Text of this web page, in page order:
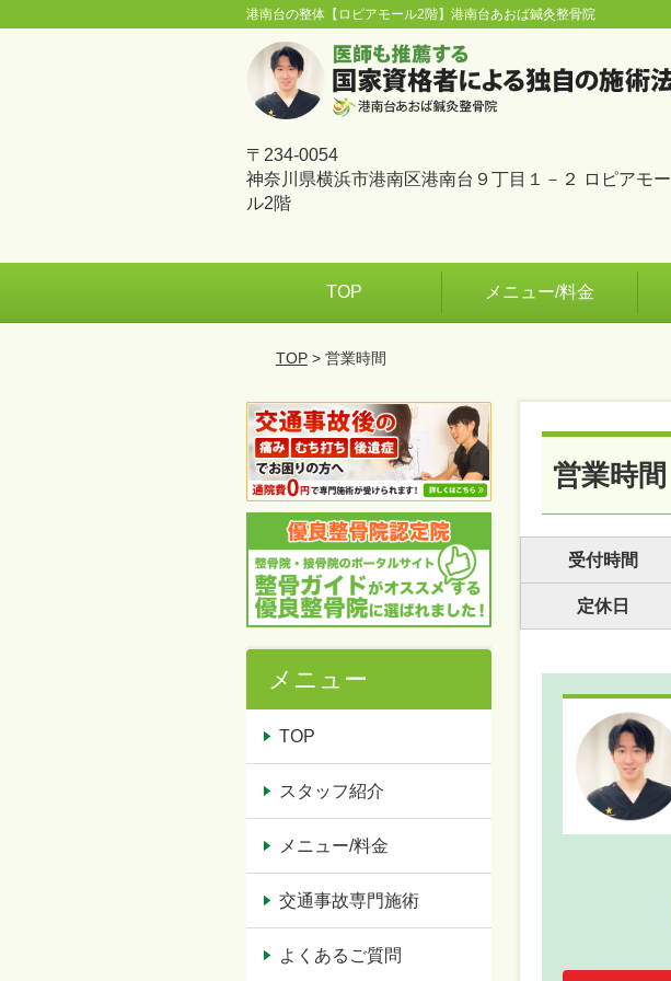
港南台の整体【ロピアモール2階】港南台あおば鍼灸整骨院
〒234-0054
神奈川県横浜市港南区港南台９丁目１－２ ロピアモー
ル2階
TOP メニュー/料金
TOP> 営業時間
営業時間
受付時間
定休日
メニュー
TOP
スタッフ紹介
メニュー/料金
交通事故専門施術
よくあるご質問